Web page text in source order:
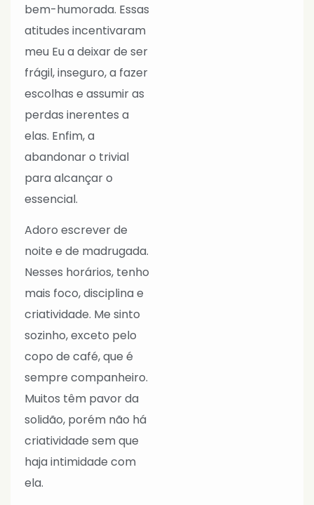
bem-humorada. Essas
atitudes incentivaram
meu Eu a deixar de ser
frágil, inseguro, a fazer
escolhas e assumir as
perdas inerentes a
elas. Enfim, a
abandonar o trivial
para alcançar o
essencial.
Adoro escrever de
noite e de madrugada.
Nesses horários, tenho
mais foco, disciplina e
criatividade. Me sinto
sozinho, exceto pelo
copo de café, que é
sempre companheiro.
Muitos têm pavor da
solidão, porém não há
criatividade sem que
haja intimidade com
ela.